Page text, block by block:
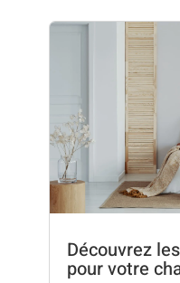
Découvrez
pour votre